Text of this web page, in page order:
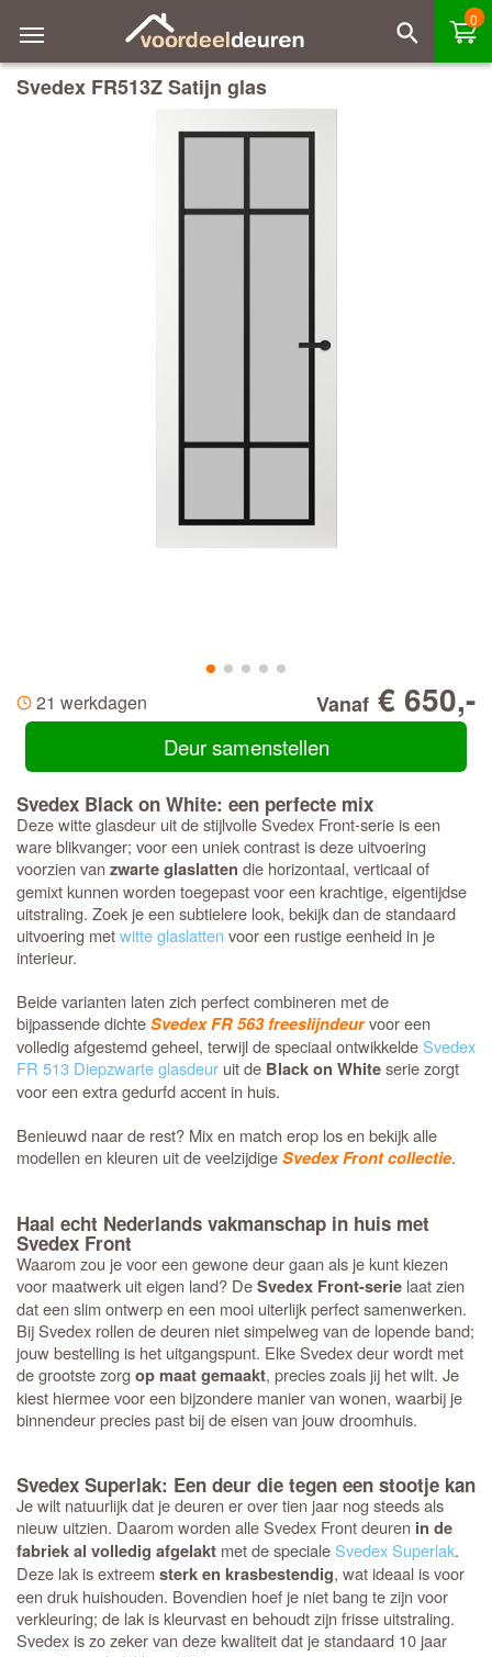
0
Svedex FR513Z Satijn glas
21 werkdagen Vanaf € 650,-
Deur samenstellen
Svedex Black on White: een perfecte mix
Deze witte glasdeur uit de stijlvolle Svedex Front-serie is een
ware blikvanger; voor een uniek contrast is deze uitvoering
voorzien vanzwarte glaslatten die horizontaal, verticaal of
gemixt kunnen worden toegepast voor een krachtige, eigentijdse
uitstraling. Zoek je een subtielere look, bekijk dan de standaard
uitvoering metwitte glaslatten voor een rustige eenheid in je
interieur.
Beide varianten laten zich perfect combineren met de
bijpassende dichteSvedex FR 563 freeslijndeurvoor een
volledig afgestemd geheel, terwijl de speciaal ontwikkeldeSvedex
FR 513 Diepzwarte glasdeur uit de Black on Whiteserie zorgt
voor een extra gedurfd accent in huis.
Benieuwd naar de rest? Mix en match erop los en bekijk alle
modellen en kleuren uit de veelzijdigeSvedex Front collectie.
Haal echt Nederlands vakmanschap in huis met
Svedex Front
Waarom zou je voor een gewone deur gaan als je kunt kiezen
voor maatwerk uit eigen land? DeSvedex Front-serie laat zien
dat een slim ontwerp en een mooi uiterlijk perfect samenwerken.
Bij Svedex rollen de deuren niet simpelweg van de lopende band;
jouw bestelling is het uitgangspunt. Elke Svedex deur wordt met
de grootste zorgop maat gemaakt, precies zoals jij het wilt. Je
kiest hiermee voor een bijzondere manier van wonen, waarbij je
binnendeur precies past bij de eisen van jouw droomhuis.
Svedex Superlak: Een deur die tegen een stootje kan
Je wilt natuurlijk dat je deuren er over tien jaar nog steeds als
nieuw uitzien. Daarom worden alle Svedex Front deuren in de
fabriek al volledig afgelakt met de specialeSvedex Superlak.
Deze lak is extreemsterk en krasbestendig, wat ideaal is voor
een druk huishouden. Bovendien hoef je niet bang te zijn voor
verkleuring; de lak is kleurvast en behoudt zijn frisse uitstraling.
Svedex is zo zeker van deze kwaliteit dat je standaard 10 jaar